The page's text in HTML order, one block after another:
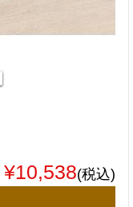
¥10,538(税込)